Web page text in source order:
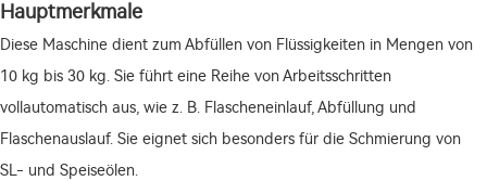
Hauptmerkmale
Diese Maschine dient zum Abfüllen von Flüssigkeiten in Mengen von
10 kg bis 30 kg. Sie führt eine Reihe von Arbeitsschritten
vollautomatisch aus, wie z. B. Flascheneinlauf, Abfüllung und
Flaschenauslauf. Sie eignet sich besonders für die Schmierung von
SL- und Speiseölen.